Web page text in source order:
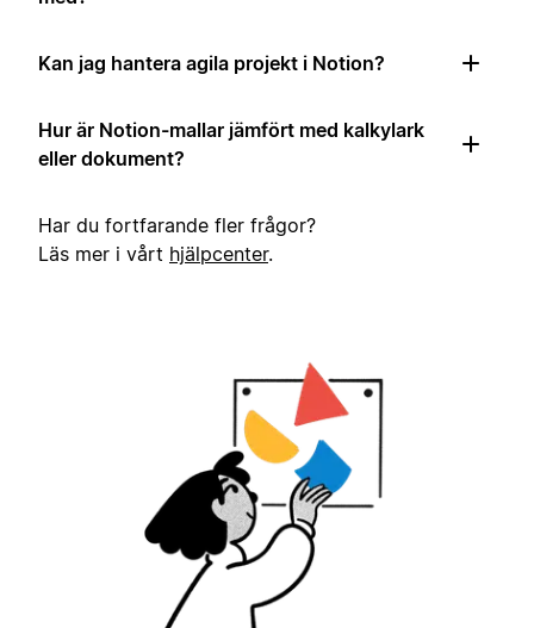
Kan jag hantera agila projekt i Notion?
Hur är Notion-mallar jämfört med kalkylark
eller dokument?
Har du fortfarande fler frågor?
Läs mer i vårt hjälpcenter.